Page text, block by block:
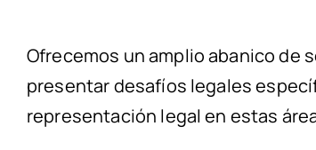
Ofrecemos un amplio abanico de
presentar desafíos legales
representación legal en estas